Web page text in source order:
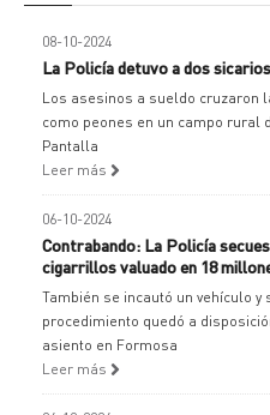
08-10-2024
La Policía detuvo a dos
Los asesinos a sueldo cruzaron
como peones en un campo rural
Pantalla
Leer más
06-10-2024
Contrabando: La Policía
cigarrillos valuado en 18
También se incautó un vehículo
procedimiento quedó a
asiento en Formosa
Leer más